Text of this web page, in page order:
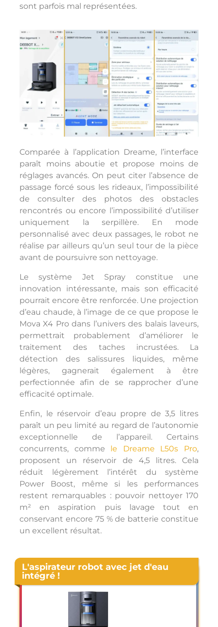
sont parfois mal représentées.
Comparée à l’application Dreame, l’interface
paraît moins aboutie et propose moins de
réglages avancés. On peut citer l’absence de
passage forcé sous les rideaux, l’impossibilité
de consulter des photos des obstacles
rencontrés ou encore l’impossibilité d’utiliser
uniquement la serpillère. En mode
personnalisé avec deux passages, le robot ne
réalise par ailleurs qu’un seul tour de la pièce
avant de poursuivre son nettoyage.
Le système Jet Spray constitue une
innovation intéressante, mais son efficacité
pourrait encore être renforcée. Une projection
d’eau chaude, à l’image de ce que propose le
Mova X4 Pro dans l’univers des balais laveurs,
permettrait probablement d’améliorer le
traitement des taches incrustées. La
détection des salissures liquides, même
légères, gagnerait également à être
perfectionnée afin de se rapprocher d’une
efficacité optimale.
Enfin, le réservoir d’eau propre de 3,5 litres
paraît un peu limité au regard de l’autonomie
exceptionnelle de l’appareil. Certains
concurrents, comme le Dreame L50s Pro,
proposent un réservoir de 4,5 litres. Cela
réduit légèrement l’intérêt du système
Power Boost, même si les performances
restent remarquables : pouvoir nettoyer 170
m² en aspiration puis lavage tout en
conservant encore 75 % de batterie constitue
un excellent résultat.
L'aspirateur robot avec jet d'eau
intégré !